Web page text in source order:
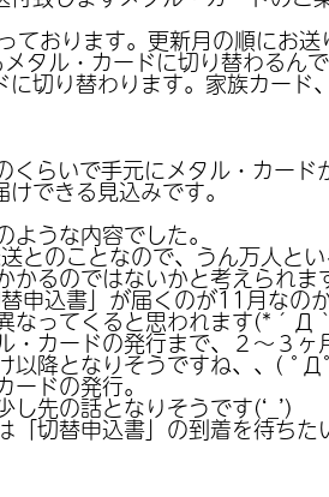
おります。更新月の順にお送
タル・カードに切り替わるん
切り替わります。家族カード
らいで手元にメタル・カード
けできる見込みです。
うな内容でした。
とのことなので、うん万人と
るのではないかと考えられま
申込書」が届くのが11月なの
なってくると思われます(*´Д
カードの発行まで、２～３
以降となりそうですね、、( ﾟД
ードの発行。
先の話となりそうです(‘_’)
切替申込書」の到着を待ちた